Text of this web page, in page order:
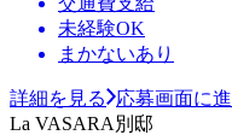
未経験OK
まかないあり
詳細を見る
応募画面に
La VASARA別邸